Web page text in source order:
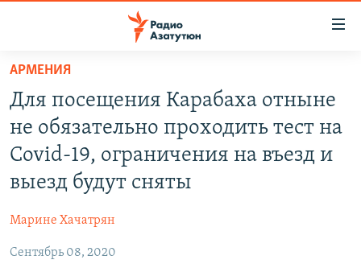
Перейти
основному
содержанию
Перейти
основной
Перейти
НОВОСТИ
ПОЛИТИКА
ОБЩЕСТВО
РЕГИОН
НАГОРНЫЙ КАРАБАХ
АРМЕНИЯ
Для посещения Карабаха отныне
не обязательно проходить тест на
Covid-19, ограничения на въезд и
выезд будут сняты
Марине Хачатрян
Сентябрь 08, 2020